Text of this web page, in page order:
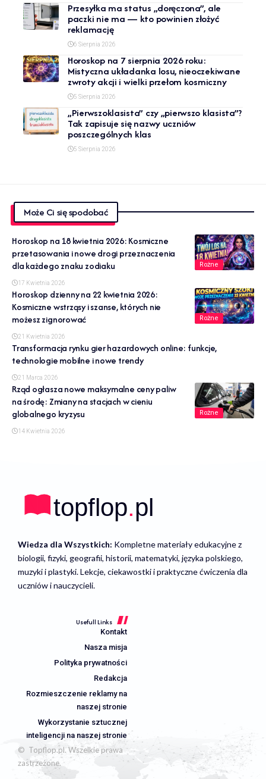
Przesyłka ma status „doręczona”, ale
paczki nie ma — kto powinien złożyć
reklamację
6 Sierpnia 2026
Horoskop na 7 sierpnia 2026 roku:
Mistyczna układanka losu, nieoczekiwane
zwroty akcji i wielki przełom kosmiczny
5 Sierpnia 2026
„Pierwszoklasista” czy „pierwszo klasista”?
Tak zapisuje się nazwy uczniów
poszczególnych klas
5 Sierpnia 2026
Może Ci się spodobać
Rożne
Horoskop na 18 kwietnia 2026: Kosmiczne
przetasowania i nowe drogi przeznaczenia
dla każdego znaku zodiaku
17 Kwietnia 2026
Rożne
Horoskop dzienny na 22 kwietnia 2026:
Kosmiczne wstrząsy i szanse, których nie
możesz zignorować
21 Kwietnia 2026
Transformacja rynku gier hazardowych online: funkcje,
technologie mobilne i nowe trendy
21 Marca 2026
Rożne
Rząd ogłasza nowe maksymalne ceny paliw
na środę: Zmiany na stacjach w cieniu
globalnego kryzysu
14 Kwietnia 2026
Wiedza dla Wszystkich: Kompletne materiały edukacyjne z
biologii, fizyki, geografii, historii, matematyki, języka polskiego,
muzyki i plastyki. Lekcje, ciekawostki i praktyczne ćwiczenia dla
uczniów i nauczycieli.
Usefull Links
Kontakt
Nasza misja
Polityka prywatności
Redakcja
Rozmieszczenie reklamy na
naszej stronie
Wykorzystanie sztucznej
inteligencji na naszej stronie
© Topflop.pl. Wszelkie prawa
zastrzeżone.